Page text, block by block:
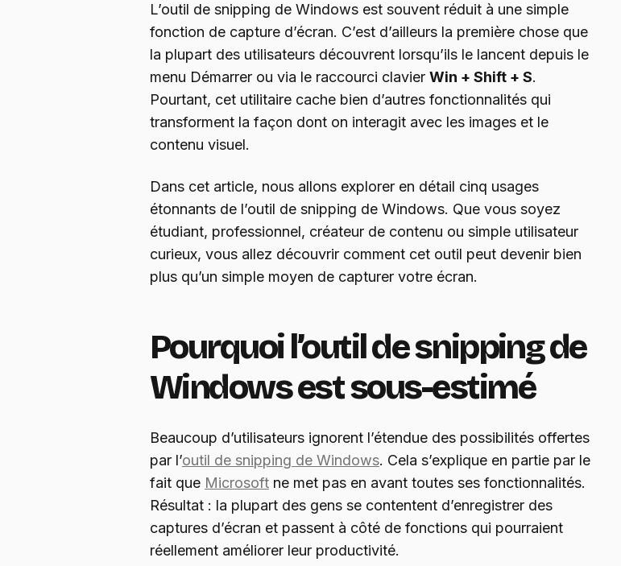
L’outil de snipping de Windows est souvent réduit à une simple
fonction de capture d’écran. C’est d’ailleurs la première chose que
la plupart des utilisateurs découvrent lorsqu’ils le lancent depuis le
menu Démarrer ou via le raccourci clavier Win + Shift + S.
Pourtant, cet utilitaire cache bien d’autres fonctionnalités qui
transforment la façon dont on interagit avec les images et le
contenu visuel.
Dans cet article, nous allons explorer en détail cinq usages
étonnants de l’outil de snipping de Windows. Que vous soyez
étudiant, professionnel, créateur de contenu ou simple utilisateur
curieux, vous allez découvrir comment cet outil peut devenir bien
plus qu’un simple moyen de capturer votre écran.
Pourquoi l’outil de snipping de
Windows est sous-estimé
Beaucoup d’utilisateurs ignorent l’étendue des possibilités offertes
par l’outil de snipping de Windows. Cela s’explique en partie par le
fait que Microsoft ne met pas en avant toutes ses fonctionnalités.
Résultat : la plupart des gens se contentent d’enregistrer des
captures d’écran et passent à côté de fonctions qui pourraient
réellement améliorer leur productivité.